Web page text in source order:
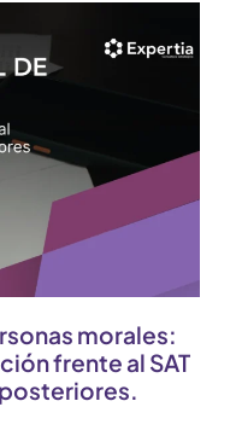
morales:
frente al SAT